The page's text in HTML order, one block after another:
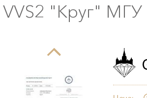
"Круг" МГУ